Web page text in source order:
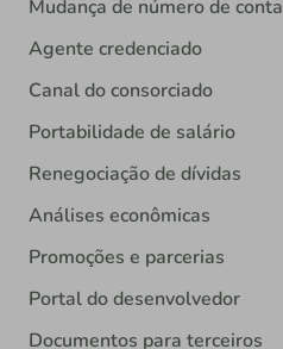
Mudança de número de conta
Agente credenciado
Canal do consorciado
Portabilidade de salário
Renegociação de dívidas
Análises econômicas
Promoções e parcerias
Portal do desenvolvedor
Documentos para terceiros